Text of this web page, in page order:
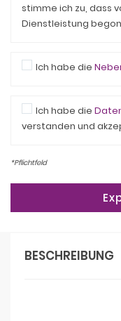
stimme ich zu, dass
Dienstleistung
Ich habe die
Ich habe die
verstanden und
*Pflichtfeld
BESCHREIBUNG